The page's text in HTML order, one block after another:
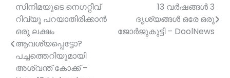
Post
navigation
സിനിമയുടെ നെഗറ്റീവ്
റിവ്യൂ പറയാതിരിക്കാൻ
ഒരു ലക്ഷം
ആവശ്യപ്പെട്ടോ?
പച്ചത്തെറിയുമായി
അശ്വന്ത് കോക്ക് –
13 വർഷങ്ങൾ 3
ദൃശ്യങ്ങൾ ഒരേ ഒരു
ജോർജുകുട്ടി – DoolNews